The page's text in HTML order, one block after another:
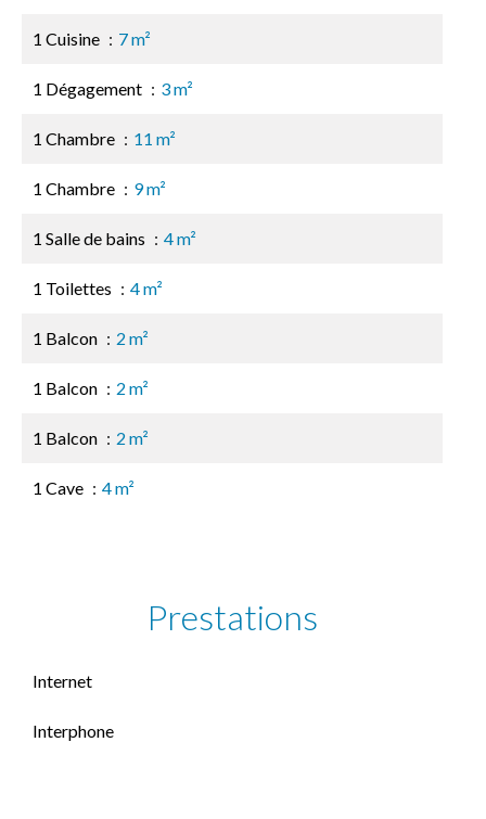
1 Cuisine 7 m²
1 Dégagement 3 m²
1 Chambre 11 m²
1 Chambre 9 m²
1 Salle de bains 4 m²
1 Toilettes 4 m²
1 Balcon 2 m²
1 Balcon 2 m²
1 Balcon 2 m²
1 Cave 4 m²
Prestations
Internet
Interphone